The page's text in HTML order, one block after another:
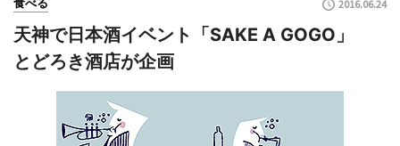
2016.06.24
天神で日本酒イベント「SAKE A GOGO」
とどろき酒店が企画